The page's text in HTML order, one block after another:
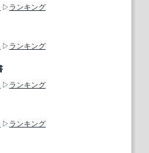
ランキング
ランキング
ランキング
ランキング